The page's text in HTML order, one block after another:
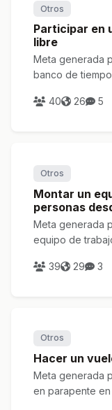
Otros
Participar en
libre
Meta generada
banco de
40 26 5
Otros
Montar un
personas
Meta generada
equipo de
39
29 3
Otros
Hacer un
Meta generada
en parapente